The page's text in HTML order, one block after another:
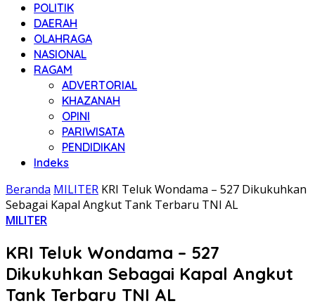
POLITIK
DAERAH
OLAHRAGA
NASIONAL
RAGAM
ADVERTORIAL
KHAZANAH
OPINI
PARIWISATA
PENDIDIKAN
Indeks
Beranda MILITER KRI Teluk Wondama – 527 Dikukuhkan
Sebagai Kapal Angkut Tank Terbaru TNI AL
MILITER
KRI Teluk Wondama – 527
Dikukuhkan Sebagai Kapal Angkut
Tank Terbaru TNI AL